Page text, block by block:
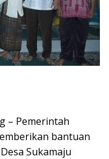
– Pemerintah
bantuan
Sukamaju